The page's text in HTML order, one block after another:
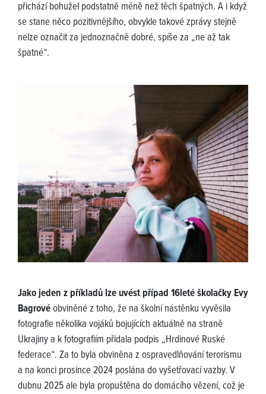
přichází bohužel podstatně méně než těch špatných. A i když
se stane něco pozitivnějšího, obvykle takové zprávy stejně
nelze označit za jednoznačně dobré, spíše za „ne až tak
špatné“.
Jako jeden z příkladů lze uvést případ 16leté školačky Evy
Bagrovéobviněné z toho, že na školní nástěnku vyvěsila
fotografie několika vojáků bojujících aktuálně na straně
Ukrajiny a k fotografiím přidala podpis „Hrdinové Ruské
federace“. Za to byla obviněna z ospravedlňování terorismu
a na konci prosince 2024 poslána do vyšetřovací vazby. V
dubnu 2025 ale byla propuštěna do domácího vězení, což je